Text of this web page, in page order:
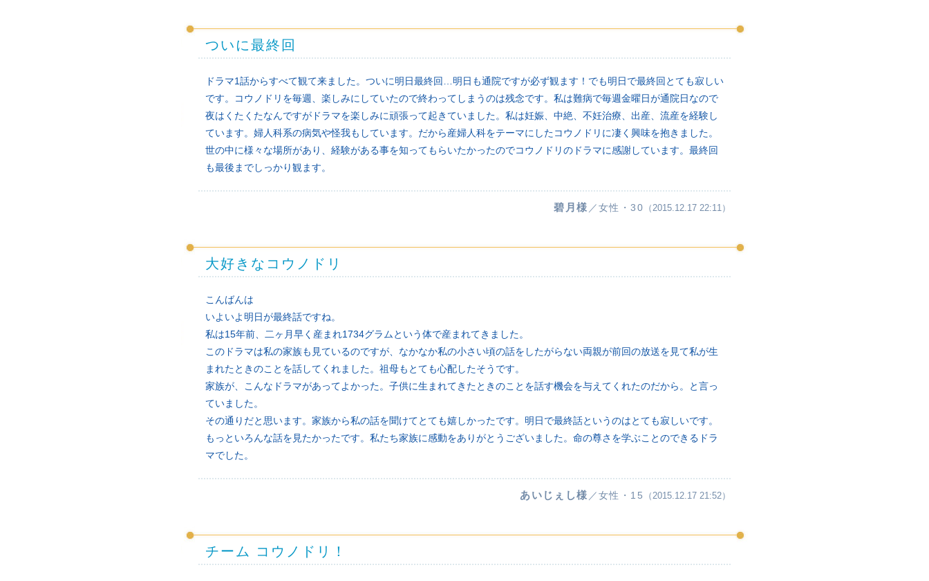
ついに最終回
ドラマ1話からすべて観て来ました。ついに明日最終回…明日も通院ですが必ず観ます！でも明日で最終回とても寂しい
です。コウノドリを毎週、楽しみにしていたので終わってしまうのは残念です。私は難病で毎週金曜日が通院日なので
夜はくたくたなんですがドラマを楽しみに頑張って起きていました。私は妊娠、中絶、不妊治療、出産、流産を経験し
ています。婦人科系の病気や怪我もしています。だから産婦人科をテーマにしたコウノドリに凄く興味を抱きました。
世の中に様々な場所があり、経験がある事を知ってもらいたかったのでコウノドリのドラマに感謝しています。最終回
も最後までしっかり観ます。
碧月様 ／女性・30 （2015.12.17 22:11）
大好きなコウノドリ
こんばんは
いよいよ明日が最終話ですね。
私は15年前、二ヶ月早く産まれ1734グラムという体で産まれてきました。
このドラマは私の家族も見ているのですが、なかなか私の小さい頃の話をしたがらない両親が前回の放送を見て私が生
まれたときのことを話してくれました。祖母もとても心配したそうです。
家族が、こんなドラマがあってよかった。子供に生まれてきたときのことを話す機会を与えてくれたのだから。と言っ
ていました。
その通りだと思います。家族から私の話を聞けてとても嬉しかったです。明日で最終話というのはとても寂しいです。
もっといろんな話を見たかったです。私たち家族に感動をありがとうございました。命の尊さを学ぶことのできるドラ
マでした。
あいじぇし様 ／女性・15 （2015.12.17 21:52）
チーム コウノドリ！